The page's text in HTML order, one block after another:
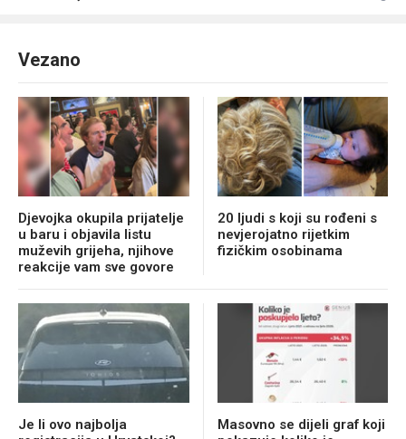
Vezano
Djevojka okupila prijatelje
u baru i objavila listu
muževih grijeha, njihove
reakcije vam sve govore
20 ljudi s koji su rođeni s
nevjerojatno rijetkim
fizičkim osobinama
Je li ovo najbolja
Masovno se dijeli graf koji